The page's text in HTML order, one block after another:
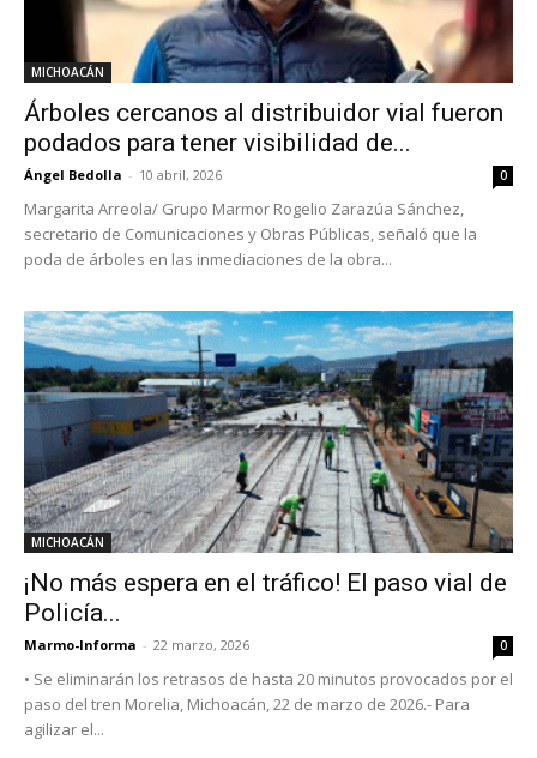
MICHOACÁN
Árboles cercanos al distribuidor vial fueron
podados para tener visibilidad de...
Ángel Bedolla - 10 abril, 2026 0
Margarita Arreola/ Grupo Marmor Rogelio Zarazúa Sánchez,
secretario de Comunicaciones y Obras Públicas, señaló que la
poda de árboles en las inmediaciones de la obra...
MICHOACÁN
¡No más espera en el tráfico! El paso vial de
Policía...
Marmo-Informa - 22 marzo, 2026 0
• Se eliminarán los retrasos de hasta 20 minutos provocados por el
paso del tren Morelia, Michoacán, 22 de marzo de 2026.- Para
agilizar el...